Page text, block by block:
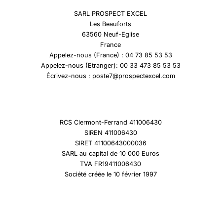
SARL PROSPECT EXCEL
Les Beauforts
63560 Neuf-Eglise
France
Appelez-nous (France) : 04 73 85 53 53
Appelez-nous (Etranger): 00 33 473 85 53 53
Écrivez-nous : poste7@prospectexcel.com
RCS Clermont-Ferrand 411006430
SIREN 411006430
SIRET 41100643000036
SARL au capital de 10 000 Euros
TVA FR19411006430
Société créée le 10 février 1997